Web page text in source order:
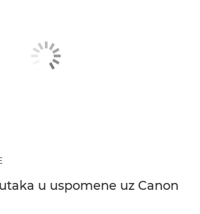
u uspomene uz Canon